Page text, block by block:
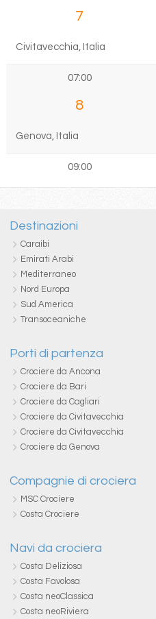
7
Civitavecchia, Italia
07:00
8
Genova, Italia
09:00
Destinazioni
Caraibi
Emirati Arabi
Mediterraneo
Nord Europa
Sud America
Transoceaniche
Porti di partenza
Crociere da Ancona
Crociere da Bari
Crociere da Cagliari
Crociere da Civitavecchia
Crociere da Civitavecchia
Crociere da Genova
Compagnie di crociera
MSC Crociere
Costa Crociere
Navi da crociera
Costa Deliziosa
Costa Favolosa
Costa neoClassica
Costa neoRiviera